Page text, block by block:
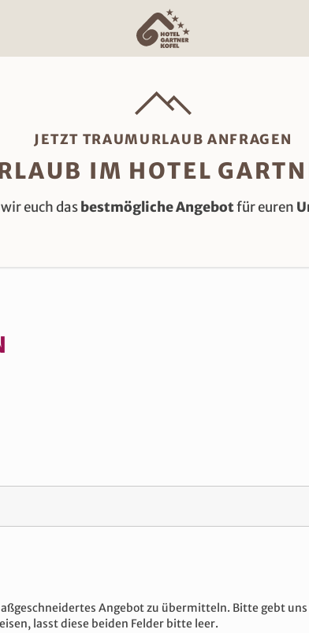
JETZT TRAUMURLAUB ANFRAGEN
IM HOTEL
euch dasbestmögliche Angebotfür euren
Angebot zu übermitteln. Bitte gebt
lasst diese beiden Felder bitte leer.